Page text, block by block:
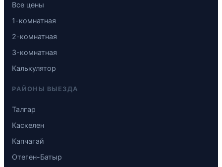
Все цены
1-комнатная
2-комнатная
3-комнатная
Калькулятор
РАЙОНЫ ВЫЕЗДА
Талгар
Каскелен
Капчагай
Отеген-Батыр